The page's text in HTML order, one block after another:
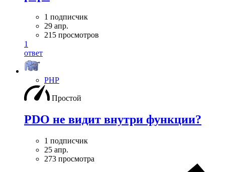
1 подписчик
29 апр.
215 просмотров
1
ответ
PHP
Простой
PDO не видит внутри функции?
1 подписчик
25 апр.
273 просмотра